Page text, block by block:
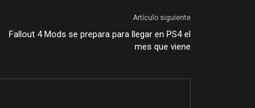
Artículo siguiente
Fallout 4 Mods se prepara para llegar en PS4 el
mes que viene